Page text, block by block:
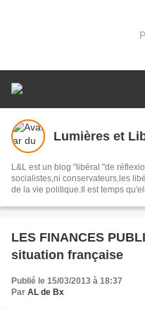
Lumières et
L&L est un blog "libéral "de
socialistes,ni conservateurs,les
de la vie politique.Il est temps
véritable.
LES FINANCES
situation française
Publié le 15/03/2013 à 18:37
Par AL de Bx